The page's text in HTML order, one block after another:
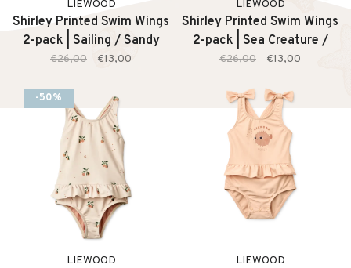
LIEWOOD
Shirley Printed Swim Wings
2-pack | Sailing / Sandy
€26,00 €13,00
LIEWOOD
Shirley Printed Swim Wings
2-pack | Sea Creature /
Sandy
€26,00 €13,00
-50%
LIEWOOD LIEWOOD